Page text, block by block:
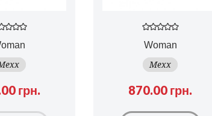
грн.
Woman
Mexx
870.00 грн.